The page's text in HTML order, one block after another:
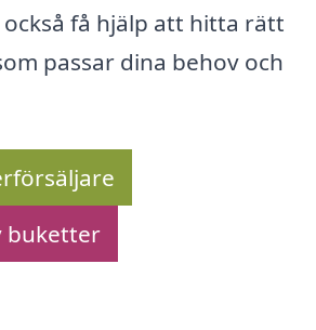
också få hjälp att hitta rätt
passar dina behov och
buketter